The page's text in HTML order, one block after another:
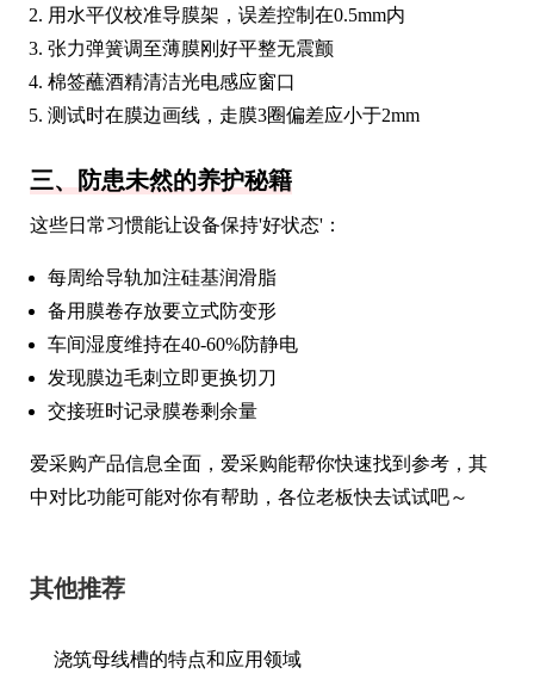
用水平仪校准导膜架，误差控制在0.5mm内
张力弹簧调至薄膜刚好平整无震颤
棉签蘸酒精清洁光电感应窗口
测试时在膜边画线，走膜3圈偏差应小于2mm
三、防患未然的养护秘籍
这些日常习惯能让设备保持'好状态'：
每周给导轨加注硅基润滑脂
备用膜卷存放要立式防变形
车间湿度维持在40-60%防静电
发现膜边毛刺立即更换切刀
交接班时记录膜卷剩余量
爱采购产品信息全面，爱采购能帮你快速找到参考，其
中对比功能可能对你有帮助，各位老板快去试试吧～
其他推荐
浇筑母线槽的特点和应用领域